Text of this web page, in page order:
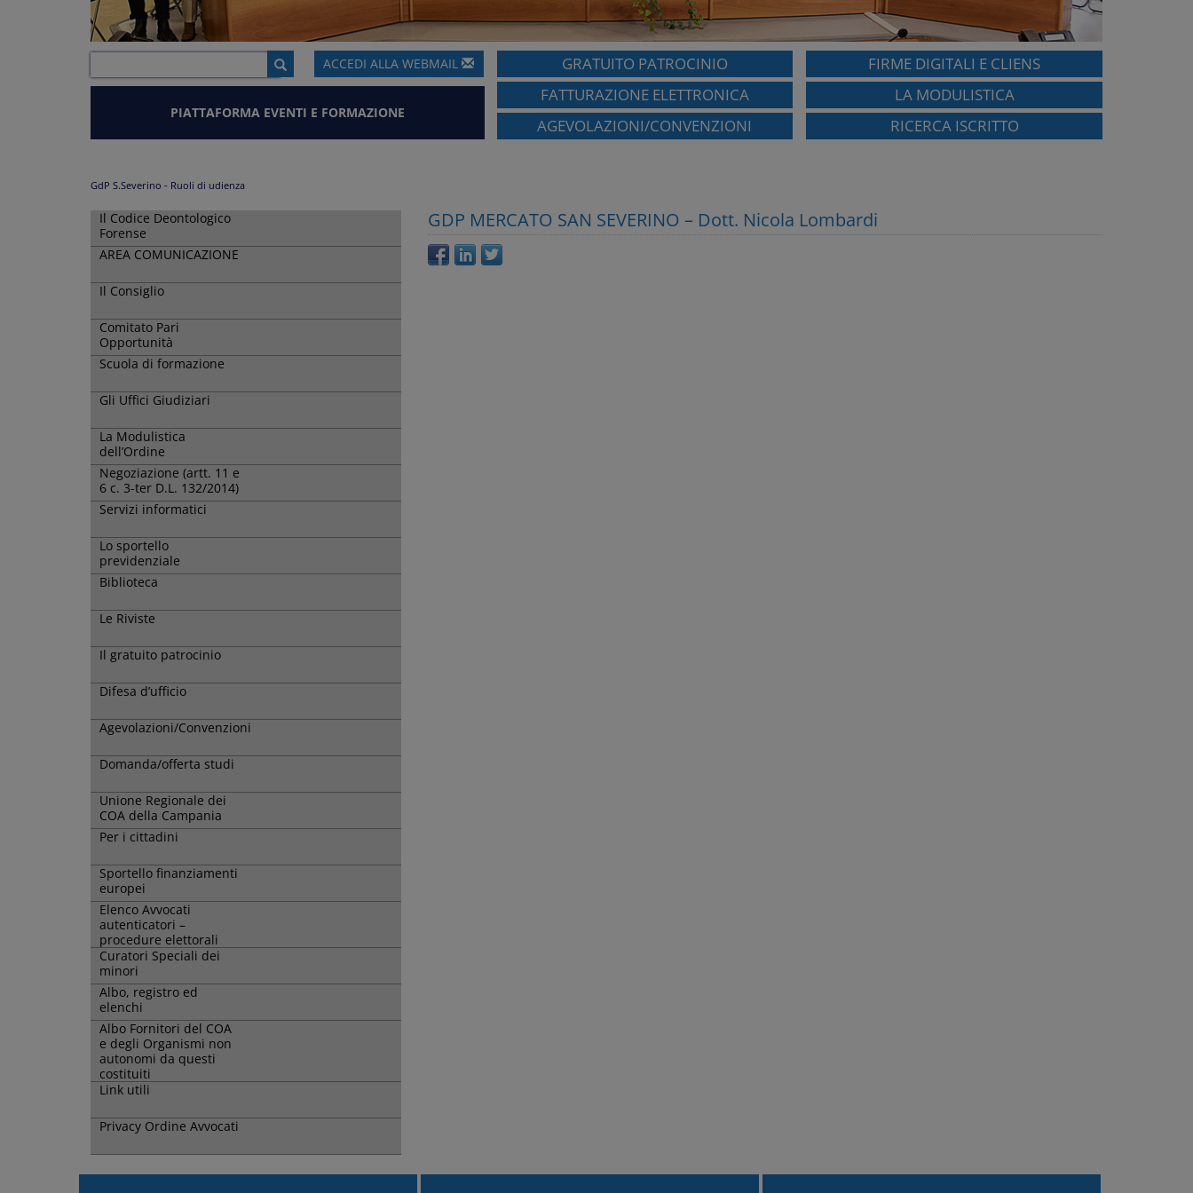
ACCEDI ALLAWEBMAIL
PIATTAFORMA EVENTI E FORMAZIONE
GRATUITO PATROCINIO
FIRME DIGITALI E CLIENS
FATTURAZIONE ELETTRONICA
LA MODULISTICA
AGEVOLAZIONI/CONVENZIONI
RICERCA ISCRITTO
GdP S.Severino - Ruoli di udienza
Il Codice Deontologico
Forense
AREA COMUNICAZIONE
Il Consiglio
Comitato Pari
Opportunità
Scuola di formazione
Gli Uffici Giudiziari
La Modulistica
dell’Ordine
Negoziazione (artt. 11 e
6 c. 3-ter D.L. 132/2014)
Servizi informatici
Lo sportello
previdenziale
Biblioteca
Le Riviste
Il gratuito patrocinio
Difesa d’ufficio
Agevolazioni/Convenzioni
Domanda/offerta studi
Unione Regionale dei
COA della Campania
Per i cittadini
Sportello finanziamenti
europei
Elenco Avvocati
autenticatori –
procedure elettorali
Curatori Speciali dei
minori
Albo, registro ed
elenchi
Albo Fornitori del COA
e degli Organismi non
autonomi da questi
costituiti
Link utili
Privacy Ordine Avvocati
GDP MERCATO SAN SEVERINO – Dott. Nicola Lombardi